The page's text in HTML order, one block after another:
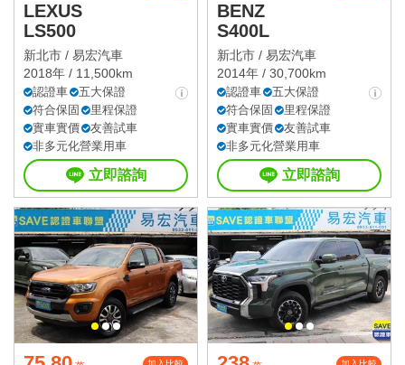
LEXUS
LS500
新北市 / 易宏汽車
2018年 / 11,500km
認證車
五大保證
符合保固
里程保證
實車實價
友善試車
非多元化營業用車
立即諮詢
BENZ
S400L
新北市 / 易宏汽車
2014年 / 30,700km
認證車
五大保證
符合保固
里程保證
實車實價
友善試車
非多元化營業用車
立即諮詢